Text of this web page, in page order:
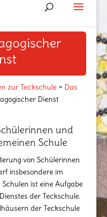
zur Teckschule » Das
Dienst
und
Schule
von Schülerinnen
insbesondere im
ist eine Aufgabe
der Teckschule.
der Teckschule